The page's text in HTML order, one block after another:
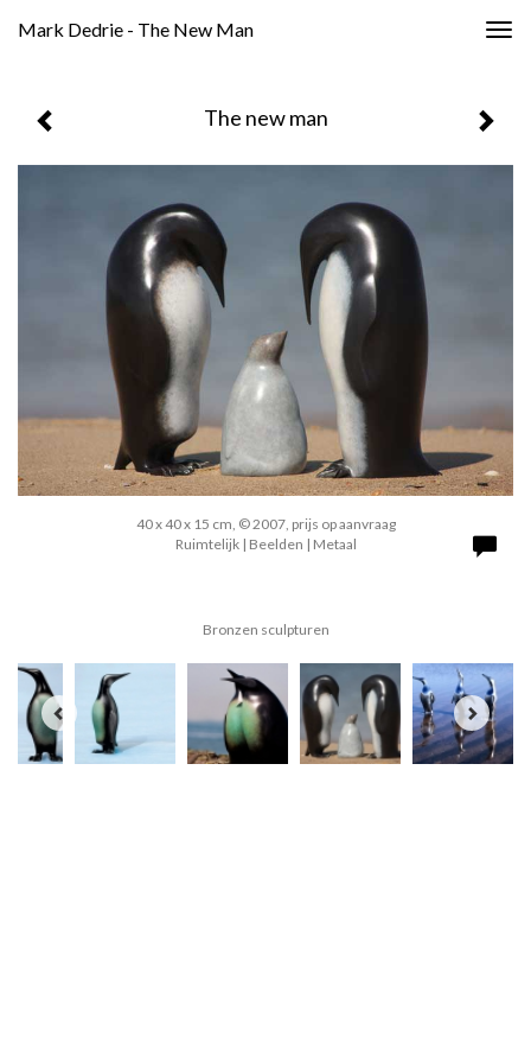
Mark Dedrie - The New Man
The new man
40 x 40 x 15 cm, © 2007, prijs op aanvraag
Ruimtelijk | Beelden | Metaal
Bronzen sculpturen